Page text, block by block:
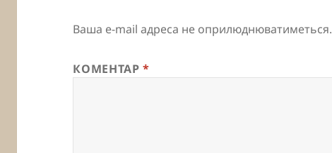
Ваша e-mail адреса не оприлюднюватиметься.
КОМЕНТАР*